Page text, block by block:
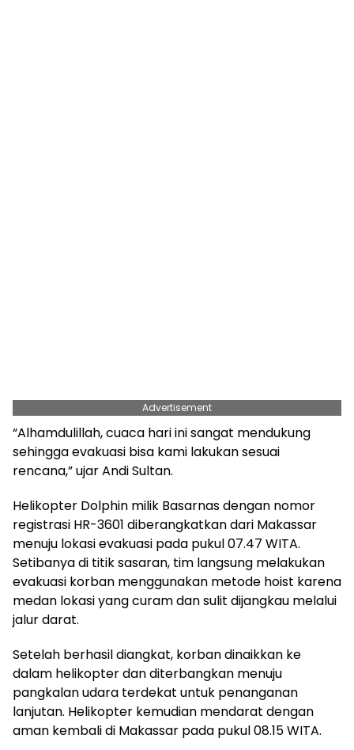
Advertisement
“Alhamdulillah, cuaca hari ini sangat mendukung
sehingga evakuasi bisa kami lakukan sesuai
rencana,” ujar Andi Sultan.
Helikopter Dolphin milik Basarnas dengan nomor
registrasi HR-3601 diberangkatkan dari Makassar
menuju lokasi evakuasi pada pukul 07.47 WITA.
Setibanya di titik sasaran, tim langsung melakukan
evakuasi korban menggunakan metode hoist karena
medan lokasi yang curam dan sulit dijangkau melalui
jalur darat.
Setelah berhasil diangkat, korban dinaikkan ke
dalam helikopter dan diterbangkan menuju
pangkalan udara terdekat untuk penanganan
lanjutan. Helikopter kemudian mendarat dengan
aman kembali di Makassar pada pukul 08.15 WITA.